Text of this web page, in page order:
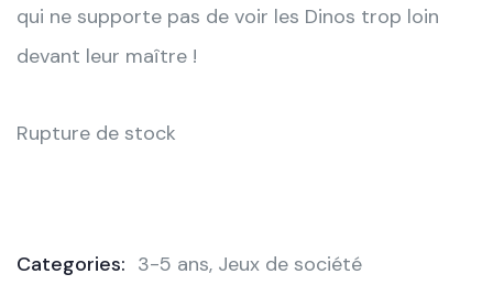
qui ne supporte pas de voir les Dinos trop loin
devant leur maître !
Rupture de stock
Categories: 3-5 ans, Jeux de société